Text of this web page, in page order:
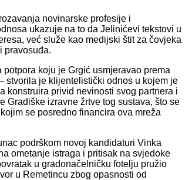
novinarske profesije i
ukazuje na to da Jelinićevi tekstovi u
već služe kao medijski štit za čovjeka
pravosuđa.
koju je Grgić usmjeravao prema
stvorila je klijentelistički odnos u kojem je
konstruira privid nevinosti svog partnera i
Gradiške izravne žrtve tog sustava, što se
se posredno financira ova mreža
podrškom novoj kandidaturi Vinka
ometanje istraga i pritisak na svjedoke
u gradonačelničku fotelju pružio
u Remetincu zbog opasnosti od